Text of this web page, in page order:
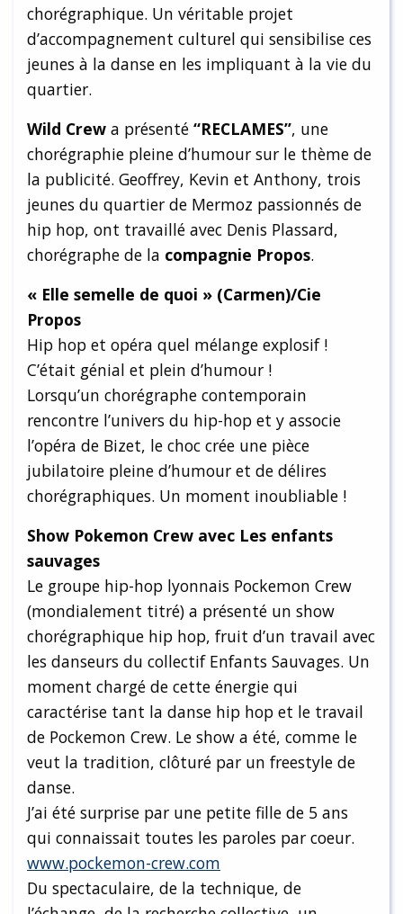
chorégraphique. Un véritable projet
d’accompagnement culturel qui sensibilise ces
jeunes à la danse en les impliquant à la vie du
quartier.
Wild Crew a présenté “RECLAMES”, une
chorégraphie pleine d’humour sur le thème de
la publicité. Geoffrey, Kevin et Anthony, trois
jeunes du quartier de Mermoz passionnés de
hip hop, ont travaillé avec Denis Plassard,
chorégraphe de la compagnie Propos.
« Elle semelle de quoi » (Carmen)/Cie
Propos
Hip hop et opéra quel mélange explosif !
C’était génial et plein d’humour !
Lorsqu’un chorégraphe contemporain
rencontre l’univers du hip-hop et y associe
l’opéra de Bizet, le choc crée une pièce
jubilatoire pleine d’humour et de délires
chorégraphiques. Un moment inoubliable !
Show Pokemon Crew avec Les enfants
sauvages
Le groupe hip-hop lyonnais Pockemon Crew
(mondialement titré) a présenté un show
chorégraphique hip hop, fruit d’un travail avec
les danseurs du collectif Enfants Sauvages. Un
moment chargé de cette énergie qui
caractérise tant la danse hip hop et le travail
de Pockemon Crew. Le show a été, comme le
veut la tradition, clôturé par un freestyle de
danse.
J’ai été surprise par une petite fille de 5 ans
qui connaissait toutes les paroles par coeur.
www.pockemon-crew.com
Du spectaculaire, de la technique, de